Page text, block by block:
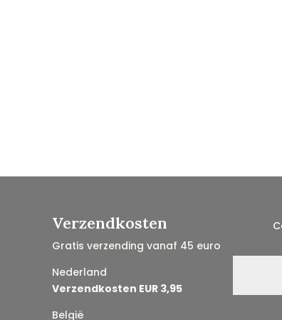
Verzendkosten
Gratis verzending vanaf 45 euro
Nederland
Verzendkosten EUR 3,95
België